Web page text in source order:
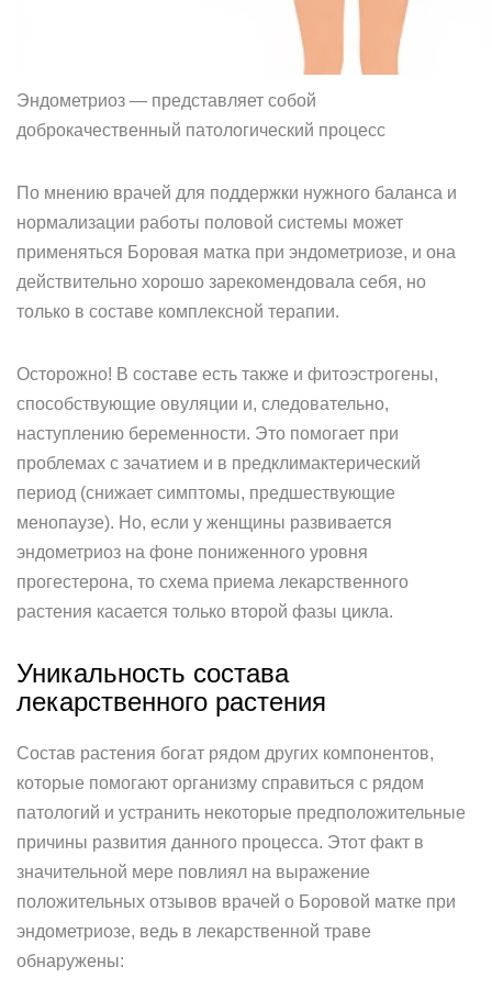
Эндометриоз — представляет собой
доброкачественный патологический процесс
По мнению врачей для поддержки нужного баланса и
нормализации работы половой системы может
применяться Боровая матка при эндометриозе, и она
действительно хорошо зарекомендовала себя, но
только в составе комплексной терапии.
Осторожно! В составе есть также и фитоэстрогены,
способствующие овуляции и, следовательно,
наступлению беременности. Это помогает при
проблемах с зачатием и в предклимактерический
период (снижает симптомы, предшествующие
менопаузе). Но, если у женщины развивается
эндометриоз на фоне пониженного уровня
прогестерона, то схема приема лекарственного
растения касается только второй фазы цикла.
Уникальность состава
лекарственного растения
Состав растения богат рядом других компонентов,
которые помогают организму справиться с рядом
патологий и устранить некоторые предположительные
причины развития данного процесса. Этот факт в
значительной мере повлиял на выражение
положительных отзывов врачей о Боровой матке при
эндометриозе, ведь в лекарственной траве
обнаружены: